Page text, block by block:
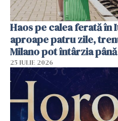
Haos pe calea ferată în
aproape patru zile,
Milano pot întârzia
25 IULIE 2026